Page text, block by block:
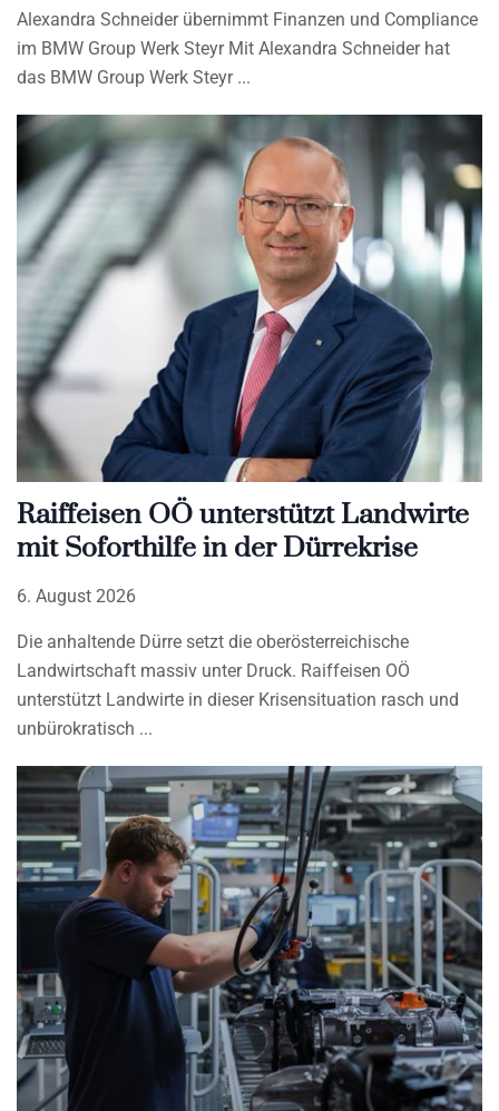
Alexandra Schneider übernimmt Finanzen und Compliance
im BMW Group Werk Steyr Mit Alexandra Schneider hat
das BMW Group Werk Steyr
Raiffeisen OÖ unterstützt Landwirte
mit Soforthilfe in der Dürrekrise
6. August 2026
Die anhaltende Dürre setzt die oberösterreichische
Landwirtschaft massiv unter Druck. Raiffeisen OÖ
unterstützt Landwirte in dieser Krisensituation rasch und
unbürokratisch